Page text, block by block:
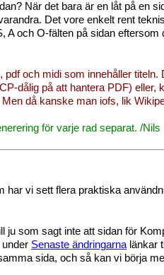
När det bara är en låt på en
Det vore enkelt rent
och O-fälten på sidan
och midi som innehåller
dålig på att hantera PDF)
då kanske man iofs, lik
för varje rad separat. /Nils
vi sett flera praktiska
ju som sagt inte att sidan för
Senaste ändringarna länkar
sida, och så kan vi börja